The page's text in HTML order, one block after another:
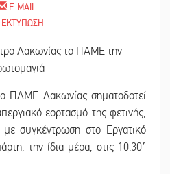
E-MAIL
ΕΚΤΥΠΩΣΗ
ΠΑΜΕ Λακωνίας σηματοδοτεί
εορτασμό της φετινής,
με συγκέντρωση στο Εργατικό
την ίδια μέρα, στις 10:30΄